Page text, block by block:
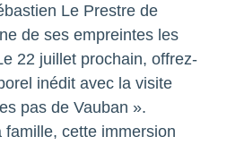
Le Prestre de
de ses empreintes les
22 juillet prochain, offrez-
inédit avec la visite
pas de Vauban ».
cette immersion